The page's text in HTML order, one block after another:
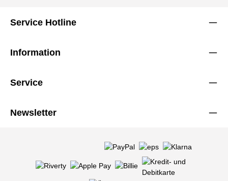
Service Hotline
Information
Service
Newsletter